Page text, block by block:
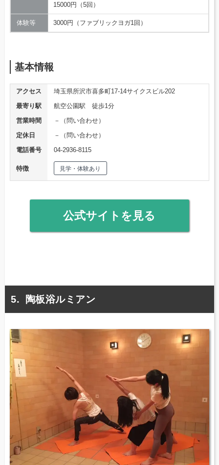
15000円（5回）
体験等 3000円（ファブリックヨガ1回）
基本情報
アクセス
埼玉県所沢市喜多町17-14サイクスビル202
最寄り駅
航空公園駅 徒歩1分
営業時間
－（問い合わせ）
定休日
－（問い合わせ）
電話番号
04-2936-8115
特徴 見学・体験あり
公式サイトを見る
陶板浴ルミアン